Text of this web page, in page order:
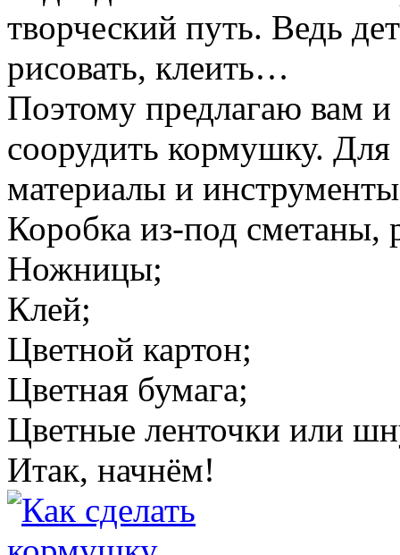
творческий путь. Ведь
рисовать, клеить…
Поэтому предлагаю вам
соорудить кормушку. Для
материалы и
Коробка из-под сметаны,
Ножницы;
Клей;
Цветной картон;
Цветная бумага;
Цветные ленточки или
Итак, начнём!